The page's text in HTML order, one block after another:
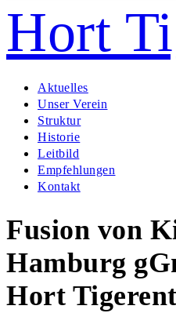
Hort
Aktuelles
Unser Verein
Struktur
Historie
Leitbild
Empfehlungen
Kontakt
Fusion von
Hamburg
Hort